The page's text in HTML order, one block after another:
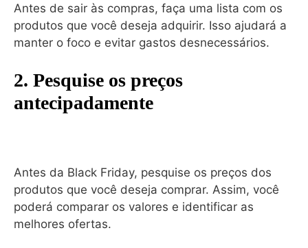
Antes de sair às compras, faça uma lista com os
produtos que você deseja adquirir. Isso ajudará a
manter o foco e evitar gastos desnecessários.
2. Pesquise os preços
antecipadamente
Antes da Black Friday, pesquise os preços dos
produtos que você deseja comprar. Assim, você
poderá comparar os valores e identificar as
melhores ofertas.